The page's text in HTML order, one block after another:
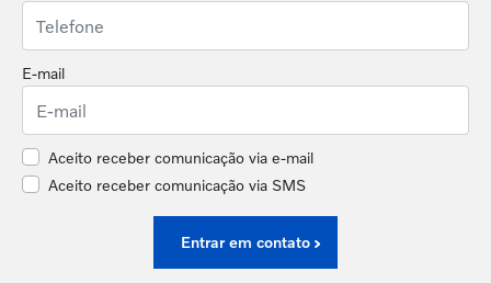
E-mail
Aceito receber comunicação via e-mail
Aceito receber comunicação via SMS
Entrar em contato